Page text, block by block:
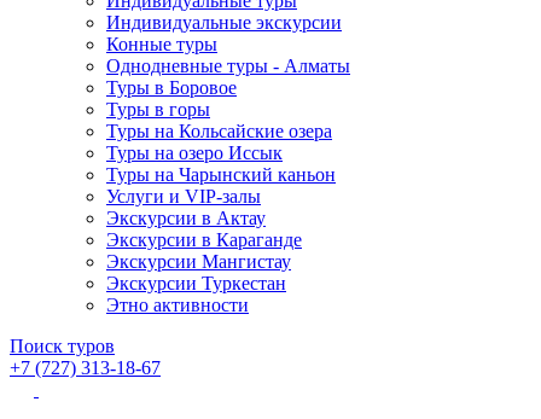
Индивидуальные экскурсии
Конные туры
Однодневные туры - Алматы
Туры в Боровое
Туры в горы
Туры на Кольсайские озера
Туры на озеро Иссык
Туры на Чарынский каньон
Услуги и VIP-залы
Экскурсии в Актау
Экскурсии в Караганде
Экскурсии Мангистау
Экскурсии Туркестан
Этно активности
Поиск туров
+7 (727) 313-18-67